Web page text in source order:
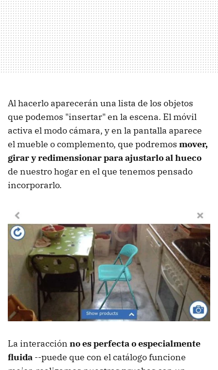
Al hacerlo aparecerán una lista de los objetos
que podemos "insertar" en la escena. El móvil
activa el modo cámara, y en la pantalla aparece
el mueble o complemento, que podremos mover,
girar y redimensionar para ajustarlo al hueco
de nuestro hogar en el que tenemos pensado
incorporarlo.
La interacción no es perfecta o especialmente
fluida --puede que con el catálogo funcione